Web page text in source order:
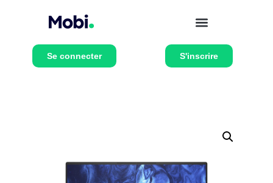
Se connecter S'inscrire